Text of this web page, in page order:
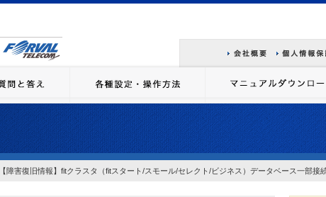
【障害復旧情報】fitクラスタ（fitスタート/スモール/セレクト/ビジネス）データベース一部接